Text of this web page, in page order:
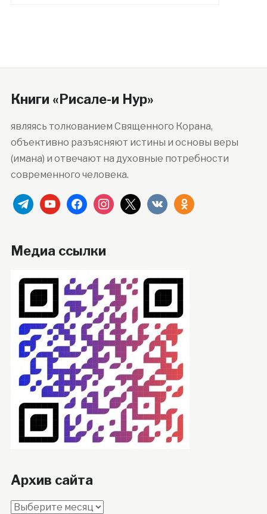
Книги «Рисале-и Нур»
являясь толкованием Священного Корана,
объективно разъясняют истины и основы веры
(имана) и отвечают на духовные потребности
современного человека.
telegramyoutubefacebookinstagram
x vkontakteodnoklassniki
Медиа ссылки
Архив сайта
Архив